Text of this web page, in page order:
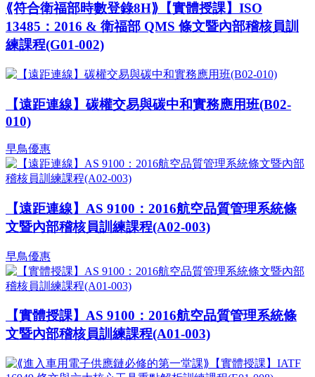
⟪符合衛福部時數登錄8H⟫【實體授課】ISO
13485：2016 & 衛福部 QMS 條文暨內部稽核員訓
練課程(G01-002)
【遠距連線】碳權交易與碳中和實務應用班(B02-
010)
早鳥優惠
【遠距連線】AS 9100：2016航空品質管理系統條
文暨內部稽核員訓練課程(A02-003)
早鳥優惠
【實體授課】AS 9100：2016航空品質管理系統條
文暨內部稽核員訓練課程(A01-003)